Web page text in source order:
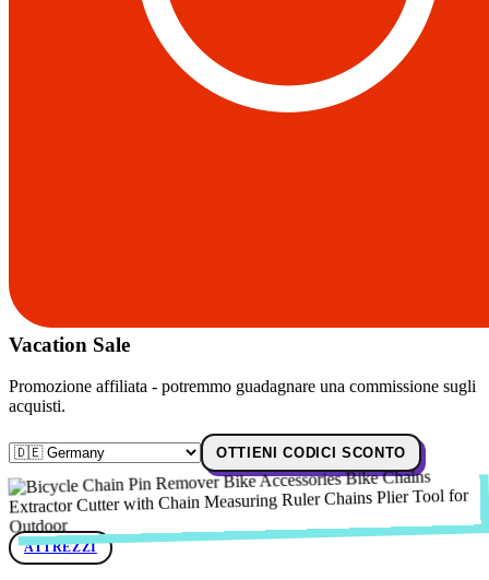
Vacation Sale
Promozione affiliata - potremmo guadagnare una commissione sugli
acquisti.
OTTIENI CODICI SCONTO
ATTREZZI